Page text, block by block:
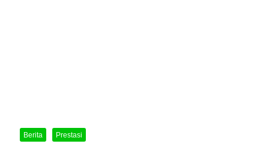
Berita Prestasi